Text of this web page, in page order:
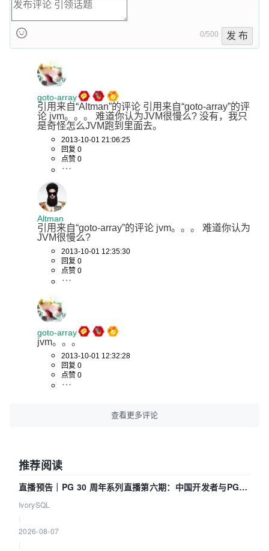
0/500 发 布
goto-array
引用来自“Altman”的评论 引用来自“goto-array”的评
论 jvm。。。 难道你认为JVM很慢么? 没有，我只
是奇怪怎么JVM跑到里面去。
2013-10-01 21:06:25
回复 0
点赞 0
Altman
引用来自“goto-array”的评论 jvm。。。 难道你认为
JVM很慢么?
2013-10-01 12:35:30
回复 0
点赞 0
goto-array
jvm。。。
2013-10-01 12:32:28
回复 0
点赞 0
查看更多评论
推荐阅读
直播预告｜PG 30 周年系列直播第六期：中国开发者与PG内
核——我们改得动吗？我们贡献了什么？
IvorySQL
2026-08-07